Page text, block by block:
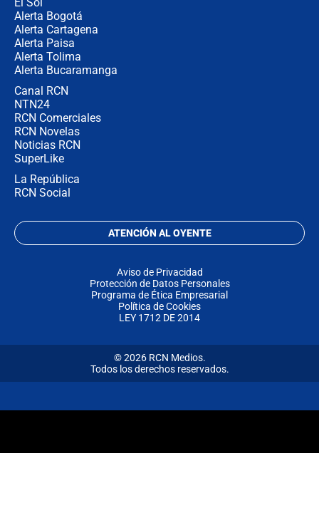
Alerta Bogotá
Alerta Cartagena
Alerta Paisa
Alerta Tolima
Alerta Bucaramanga
Canal RCN
NTN24
RCN Comerciales
RCN Novelas
Noticias RCN
SuperLike
La República
RCN Social
ATENCIÓN AL OYENTE
Aviso de Privacidad
Protección de Datos Personales
Programa de Ética Empresarial
Política de Cookies
LEY 1712 DE 2014
© 2026 RCN Medios.
Todos los derechos reservados.